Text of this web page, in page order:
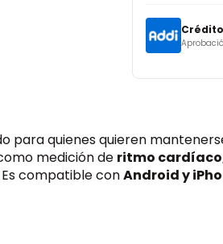
PSE
Débito
paraquienesquieren
mediciónde ritmo
EscompatibleconAndroidy